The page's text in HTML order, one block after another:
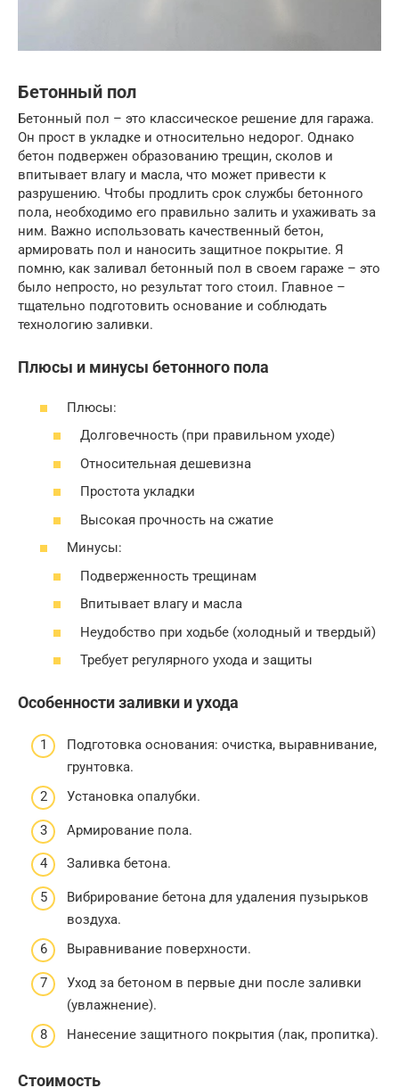
Бетонный пол
Бетонный пол – это классическое решение для гаража.
Он прост в укладке и относительно недорог. Однако
бетон подвержен образованию трещин, сколов и
впитывает влагу и масла, что может привести к
разрушению. Чтобы продлить срок службы бетонного
пола, необходимо его правильно залить и ухаживать за
ним. Важно использовать качественный бетон,
армировать пол и наносить защитное покрытие. Я
помню, как заливал бетонный пол в своем гараже – это
было непросто, но результат того стоил. Главное –
тщательно подготовить основание и соблюдать
технологию заливки.
Плюсы и минусы бетонного пола
Плюсы:
Долговечность (при правильном уходе)
Относительная дешевизна
Простота укладки
Высокая прочность на сжатие
Минусы:
Подверженность трещинам
Впитывает влагу и масла
Неудобство при ходьбе (холодный и твердый)
Требует регулярного ухода и защиты
Особенности заливки и ухода
Подготовка основания: очистка, выравнивание,
грунтовка.
Установка опалубки.
Армирование пола.
Заливка бетона.
Вибрирование бетона для удаления пузырьков
воздуха.
Выравнивание поверхности.
Уход за бетоном в первые дни после заливки
(увлажнение).
Нанесение защитного покрытия (лак, пропитка).
Стоимость